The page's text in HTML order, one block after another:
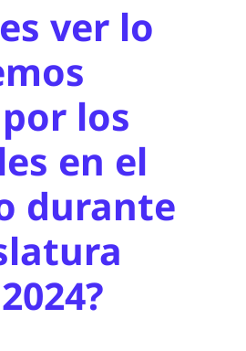
ver lo
los
en el
durante